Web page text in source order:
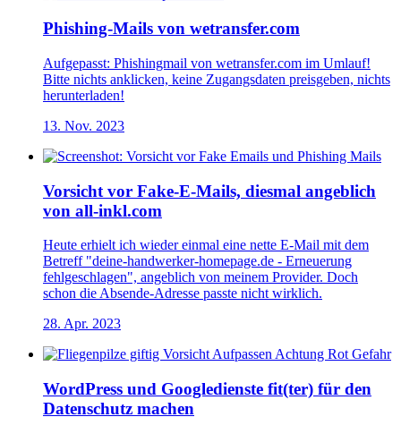
Phishing-Mails von wetransfer.com
Aufgepasst: Phishingmail von wetransfer.com im Umlauf!
Bitte nichts anklicken, keine Zugangsdaten preisgeben, nichts
herunterladen!
13. Nov. 2023
Vorsicht vor Fake-E-Mails, diesmal angeblich
von all-inkl.com
Heute erhielt ich wieder einmal eine nette E-Mail mit dem
Betreff "deine-handwerker-homepage.de - Erneuerung
fehlgeschlagen", angeblich von meinem Provider. Doch
schon die Absende-Adresse passte nicht wirklich.
28. Apr. 2023
WordPress und Googledienste fit(ter) für den
Datenschutz machen